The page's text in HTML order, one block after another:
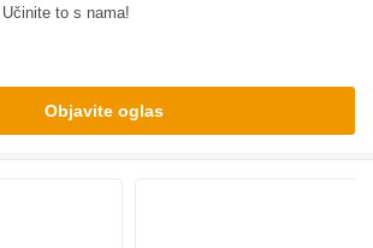
Učinite to s nama!
Objavite oglas